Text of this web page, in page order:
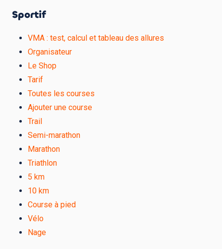
Sportif
VMA : test, calcul et tableau des allures
Organisateur
Le Shop
Tarif
Toutes les courses
Ajouter une course
Trail
Semi-marathon
Marathon
Triathlon
5 km
10 km
Course à pied
Vélo
Nage